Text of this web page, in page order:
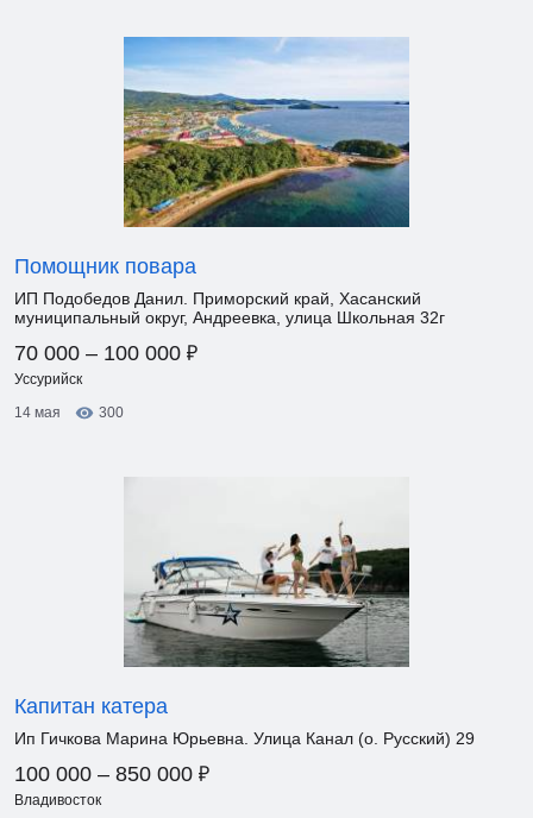
Помощник повара
ИП Подобедов Данил. Приморский край, Хасанский
муниципальный округ, Андреевка, улица Школьная 32г
70 000 – 100 000 ₽
Уссурийск
14 мая
300
Капитан катера
Ип Гичкова Марина Юрьевна. Улица Канал (о. Русский) 29
100 000 – 850 000 ₽
Владивосток